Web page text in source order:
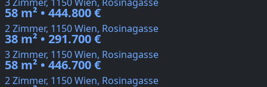
58 m² • 444.800 €
2 Zimmer, 1150 Wien, Rosinagasse
38 m² • 291.700 €
3 Zimmer, 1150 Wien, Rosinagasse
58 m² • 446.700 €
2 Zimmer, 1150 Wien, Rosinagasse